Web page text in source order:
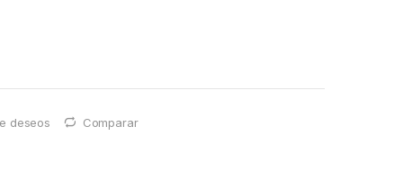
deseos Comparar